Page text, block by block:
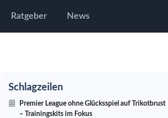
Ratgeber News
Schlagzeilen
Premier League ohne Glücksspiel auf Trikotbrust
– Trainingskits im Fokus